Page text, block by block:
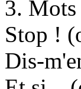
3. Mots
Stop !
Dis-